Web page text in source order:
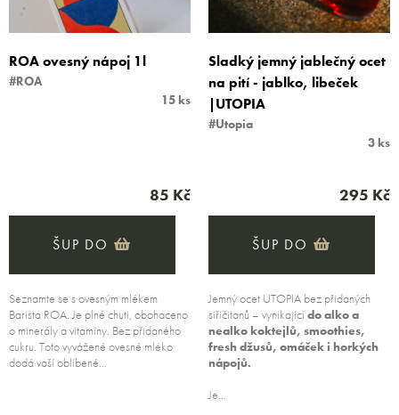
ROA ovesný nápoj 1l
#ROA
15 ks
85 Kč
ŠUP DO
Seznamte se s ovesným mlékem
Barista ROA. Je plné chuti, obohaceno
o minerály a vitamíny. Bez přidaného
cukru. Toto vyvážené ovesné mléko
dodá vaší oblíbené…
Sladký jemný jablečný ocet
na pití - jablko, libeček
|UTOPIA
#Utopia
3 ks
295 Kč
ŠUP DO
Jemný ocet UTOPIA bez přidaných
siřičitanů – vynikajícído alko a
nealko koktejlů, smoothies,
fresh džusů, omáček i horkých
nápojů.
Je…